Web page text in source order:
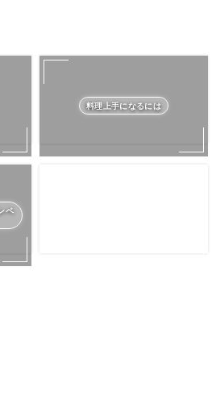
料理上手になるには
ペ